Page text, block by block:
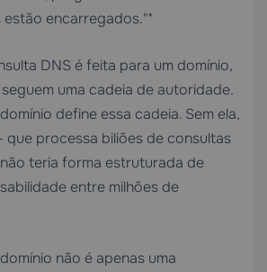
estão encarregados."*
DNS é feita para um domínio,
uma cadeia de autoridade.
define essa cadeia. Sem ela,
que processa biliões de consultas
teria forma estruturada de
entre milhões de
não é apenas uma